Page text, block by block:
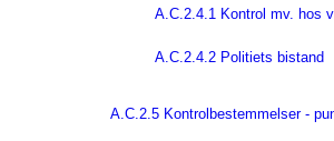
A.C.2.4.1 Kontrol mv. hos
A.C.2.4.2 Politiets bistand
A.C.2.5 Kontrolbestemmelser -